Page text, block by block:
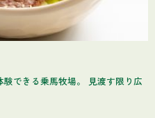
できる乗馬牧場。 見渡す限り広